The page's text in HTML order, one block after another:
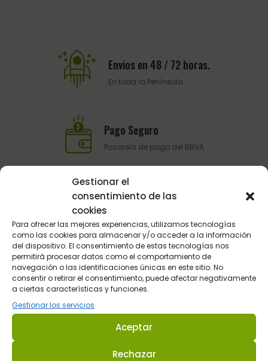
Gestionar el
consentimiento de las
cookies
Para ofrecer las mejores experiencias, utilizamos tecnologías
como las cookies para almacenar y/o acceder a la información
del dispositivo. El consentimiento de estas tecnologías nos
permitirá procesar datos como el comportamiento de
navegación o las identificaciones únicas en este sitio. No
consentir o retirar el consentimiento, puede afectar negativamente
a ciertas características y funciones.
Gestionar los servicios
Aceptar
Rechazar
Envios en 48 / 72 horas.
En toda la Península
Pago Seguro
Pasarela de pago del BBVA
Atención al Cliente
Sultán Hípica proporciona la información y los productos
necesita en cada circunstancia.